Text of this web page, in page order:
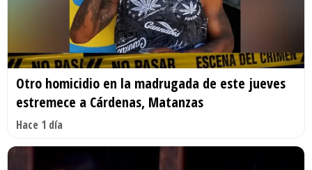
Otro homicidio en la madrugada de este jueves
estremece a Cárdenas, Matanzas
Hace 1 día